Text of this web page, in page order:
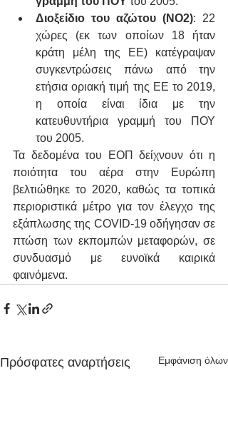
Διοξείδιο του αζώτου (NO2): 22
χώρες (εκ των οποίων 18 ήταν
κράτη μέλη της ΕΕ) κατέγραψαν
συγκεντρώσεις πάνω από την
ετήσια οριακή τιμή της ΕΕ το 2019,
η οποία είναι ίδια με την
κατευθυντήρια γραμμή του ΠΟΥ
του 2005.
Τα δεδομένα του ΕΟΠ δείχνουν ότι η
ποιότητα του αέρα στην Ευρώπη
βελτιώθηκε το 2020, καθώς τα τοπικά
περιοριστικά μέτρο για τον έλεγχο της
εξάπλωσης της COVID-19 οδήγησαν σε
πτώση των εκπομπών μεταφορών, σε
συνδυασμό με ευνοϊκά καιρικά
φαινόμενα.
Πρόσφατες αναρτήσεις Εμφάνιση όλων